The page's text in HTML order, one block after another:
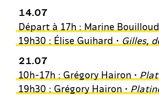
14.07
Départ à 17h : Marine Bouilloud
19h30 : Élise Guihard • Gilles,
21.07
10h-17h : Grégory Hairon •
19h30 : Grégory Hairon •